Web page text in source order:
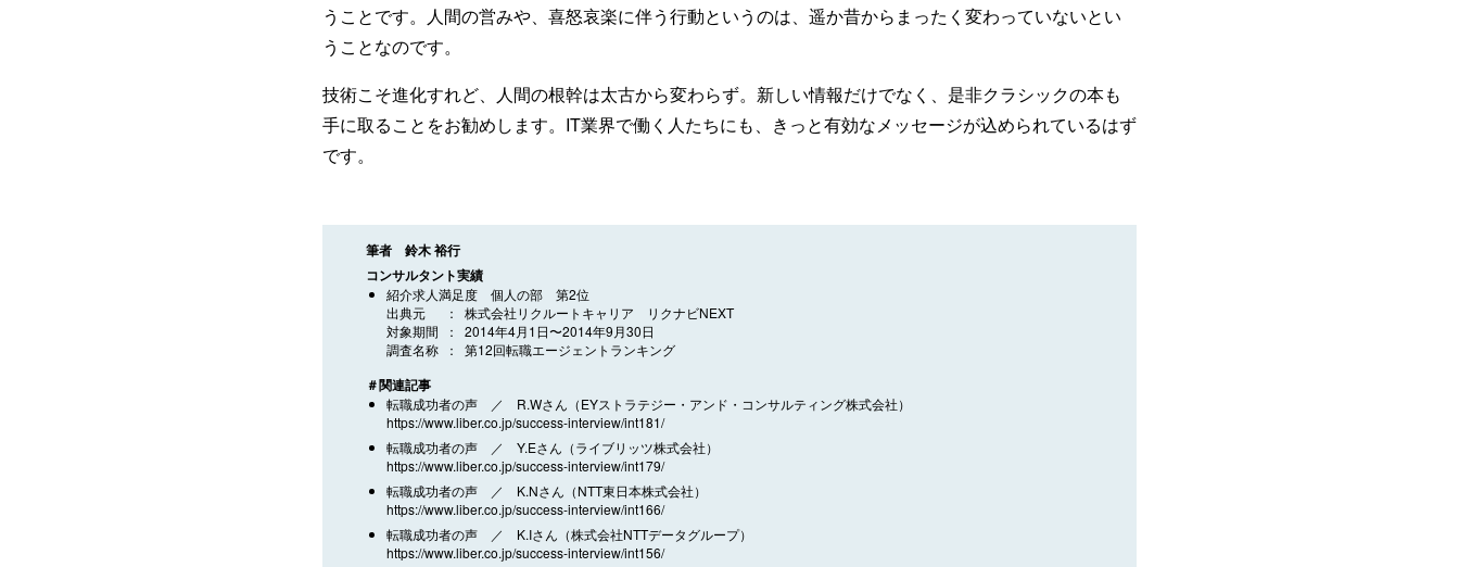
うことです。人間の営みや、喜怒哀楽に伴う行動というのは、遥か昔からまったく変わっていないとい
うことなのです。
技術こそ進化すれど、人間の根幹は太古から変わらず。新しい情報だけでなく、是非クラシックの本も
手に取ることをお勧めします。IT業界で働く人たちにも、きっと有効なメッセージが込められているはず
です。
筆者 鈴木 裕行
コンサルタント実績
紹介求人満足度 個人の部 第2位
出典元
株式会社リクルートキャリア リクナビNEXT
対象期間
2014年4月1日〜2014年9月30日
調査名称
第12回転職エージェントランキング
＃関連記事
転職成功者の声 ／ R.Wさん（EYストラテジー・アンド・コンサルティング株式会社）
https://www.liber.co.jp/success-interview/int181/
転職成功者の声 ／ Y.Eさん（ライブリッツ株式会社）
https://www.liber.co.jp/success-interview/int179/
転職成功者の声 ／ K.Nさん（NTT東日本株式会社）
https://www.liber.co.jp/success-interview/int166/
転職成功者の声 ／ K.Iさん（株式会社NTTデータグループ）
https://www.liber.co.jp/success-interview/int156/